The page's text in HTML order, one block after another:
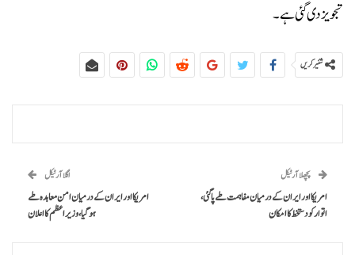
تجویز دی گئی ہے۔
شئیر کریں
پچھلا آرٹیکل
امریکا اور ایران کے درمیان مفاہمت طے پاگئی،
اتوار کو دستخط کا امکان
اگلا آرٹیکل
امریکا اور ایران کے درمیان امن معاہدہ طے
ہوگیا، وزیراعظم کا اعلان